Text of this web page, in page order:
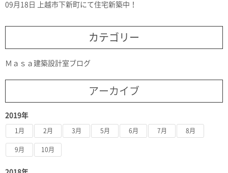
09月18日
上越市下新町にて住宅新築中！
カテゴリー
Ｍａｓａ建築設計室ブログ
アーカイブ
2019年
1月 2月 3月 5月 6月 7月 8月
9月 10月